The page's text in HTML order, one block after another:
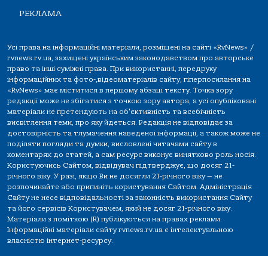
РЕКЛАМА
Усі права на інформаційні матеріали, розміщені на сайті «RvNews» /
rvnews.rv.ua, захищені українським законодавством про авторське
право та інші суміжні права. При використанні, передруку
інформаційних та фото-,відеоматеріалів сайту, гіперпосилання на
«RvNews» має міститися в першому абзаці тексту. Точка зору
редакції може не збігатися з точкою зору автора, а усі опубліковані
матеріали не претендують на об'єктивність та всебічність
висвітлення теми, про яку йдеться. Редакція не відповідає за
достовірність та тлумачення наведеної інформації, а також може не
поділяти погляди та думки, висловлені читачами сайту в
коментарях до статей, а сам ресурс виконує винятково роль носія.
Користуючись Сайтом, відвідувач підтверджує, що досяг 21-
річного віку. У разі, якщо Ви не досягли 21-річного віку — не
розпочинайте або припиніть користування Сайтом. Адміністрація
Сайту не несе відповідальності за законність використання Сайту
та його сервісів Користувачем, який не досяг 21-річного віку.
Матеріали з поміткою (R) публікуються на правах реклами.
Інформаційні матеріали сайту rvnews.rv.ua є інтелектуальною
власністю інтернет-ресурсу.